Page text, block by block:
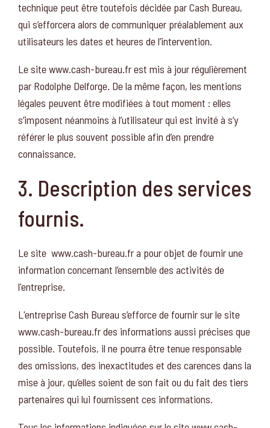
technique peut être toutefois décidée par Cash Bureau,
qui s’efforcera alors de communiquer préalablement aux
utilisateurs les dates et heures de l’intervention.
Le site www.cash-bureau.fr est mis à jour régulièrement
par Rodolphe Delforge. De la même façon, les mentions
légales peuvent être modifiées à tout moment : elles
s’imposent néanmoins à l’utilisateur qui est invité à s’y
référer le plus souvent possible afin d’en prendre
connaissance.
3. Description des services
fournis.
Le site www.cash-bureau.fr a pour objet de fournir une
information concernant l’ensemble des activités de
l'entreprise.
L'entreprise Cash Bureau s’efforce de fournir sur le site
www.cash-bureau.fr des informations aussi précises que
possible. Toutefois, il ne pourra être tenue responsable
des omissions, des inexactitudes et des carences dans la
mise à jour, qu’elles soient de son fait ou du fait des tiers
partenaires qui lui fournissent ces informations.